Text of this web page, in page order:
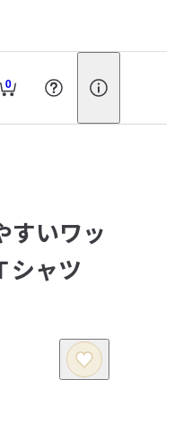
0
いワッ
シャツ